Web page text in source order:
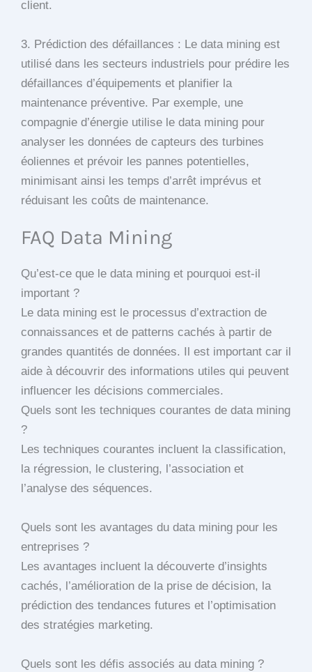
client.
3. Prédiction des défaillances : Le data mining est
utilisé dans les secteurs industriels pour prédire les
défaillances d’équipements et planifier la
maintenance préventive. Par exemple, une
compagnie d’énergie utilise le data mining pour
analyser les données de capteurs des turbines
éoliennes et prévoir les pannes potentielles,
minimisant ainsi les temps d’arrêt imprévus et
réduisant les coûts de maintenance.
FAQ Data Mining
Qu’est-ce que le data mining et pourquoi est-il
important ?
Le data mining est le processus d’extraction de
connaissances et de patterns cachés à partir de
grandes quantités de données. Il est important car il
aide à découvrir des informations utiles qui peuvent
influencer les décisions commerciales.
Quels sont les techniques courantes de data mining
?
Les techniques courantes incluent la classification,
la régression, le clustering, l’association et
l’analyse des séquences.
Quels sont les avantages du data mining pour les
entreprises ?
Les avantages incluent la découverte d’insights
cachés, l’amélioration de la prise de décision, la
prédiction des tendances futures et l’optimisation
des stratégies marketing.
Quels sont les défis associés au data mining ?